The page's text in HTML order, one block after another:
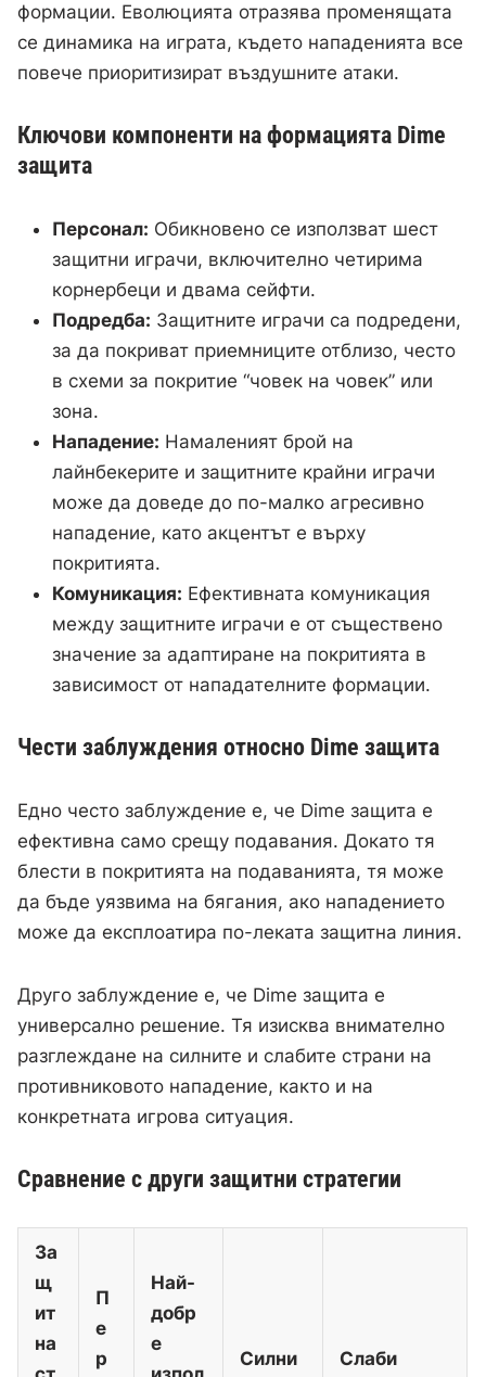
формации. Еволюцията отразява променящата
се динамика на играта, където нападенията все
повече приоритизират въздушните атаки.
Ключови компоненти на формацията Dime
защита
Персонал: Обикновено се използват шест
защитни играчи, включително четирима
корнербеци и двама сейфти.
Подредба: Защитните играчи са подредени,
за да покриват приемниците отблизо, често
в схеми за покритие “човек на човек” или
зона.
Нападение: Намаленият брой на
лайнбекерите и защитните крайни играчи
може да доведе до по-малко агресивно
нападение, като акцентът е върху
покритията.
Комуникация: Ефективната комуникация
между защитните играчи е от съществено
значение за адаптиране на покритията в
зависимост от нападателните формации.
Чести заблуждения относно Dime защита
Едно често заблуждение е, че Dime защита е
ефективна само срещу подавания. Докато тя
блести в покритията на подаванията, тя може
да бъде уязвима на бягания, ако нападението
може да експлоатира по-леката защитна линия.
Друго заблуждение е, че Dime защита е
универсално решение. Тя изисква внимателно
разглеждане на силните и слабите страни на
противниковото нападение, както и на
конкретната игрова ситуация.
Сравнение с други защитни стратегии
За
щ
ит
на
П
е
р
Най-
добр
е
Силни Слаби